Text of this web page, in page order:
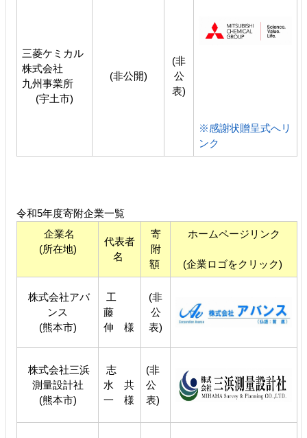
三菱ケミカル
株式会社
九州事業所
(宇土市)
(非公開)
(非
公
表)
※感謝状贈呈式へリ
ンク
令和5年度寄附企業一覧
企業名
(所在地)
代表者
名
寄
附
額
ホームページリンク
(企業ロゴをクリック)
株式会社アバ
ンス
(熊本市)
工
藤
伸 様
(非
公
表)
株式会社三浜
測量設計社
(熊本市)
志
水 共
一 様
(非
公
表)